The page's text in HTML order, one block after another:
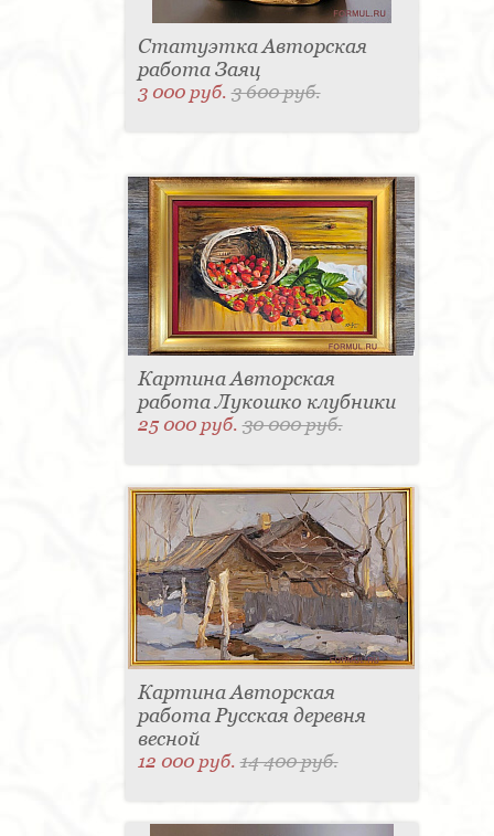
Статуэтка Авторская
работа Заяц
3 000 руб.3 600 руб.
Картина Авторская
работа Лукошко клубники
25 000 руб.30 000 руб.
Картина Авторская
работа Русская деревня
весной
12 000 руб.14 400 руб.